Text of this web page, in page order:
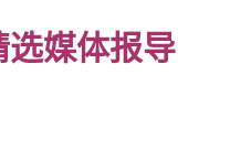
选媒体报导